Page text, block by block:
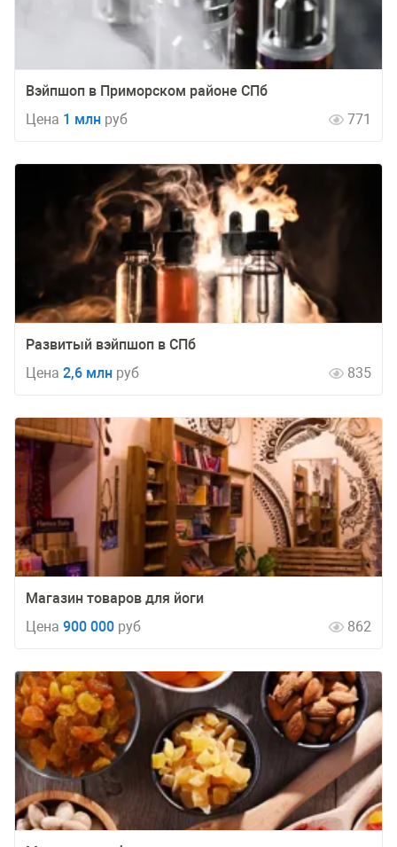
Вэйпшоп в Приморском районе СПб
Цена 1 млн руб 771
Развитый вэйпшоп в СПб
Цена 2,6 млн руб 835
Магазин товаров для йоги
Цена 900 000 руб 862